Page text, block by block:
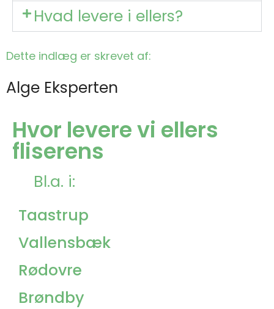
Hvad levere i ellers?
Dette indlæg er skrevet af:
Alge Eksperten
Hvor levere vi ellers
fliserens
Bl.a. i:
Taastrup
Vallensbæk
Rødovre
Brøndby